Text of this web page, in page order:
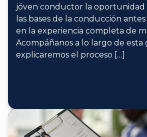
jóven conductor la
las bases de la conducción
en la experiencia completa de
Acompáñanos a lo largo de esta
explicaremos el proceso […]